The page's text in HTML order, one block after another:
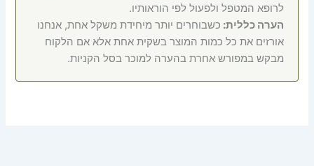
לרופא המטפל ולפעול לפי הוראותיו.
הערה כללית: כשבוחרים יותר מיחידת משקל אחת, אנחנו
אורזים את כל כמות המוצר בשקית אחת אלא אם הלקוח
מבקש במפורש אחרת בהערה למוכר בסל הקניות.